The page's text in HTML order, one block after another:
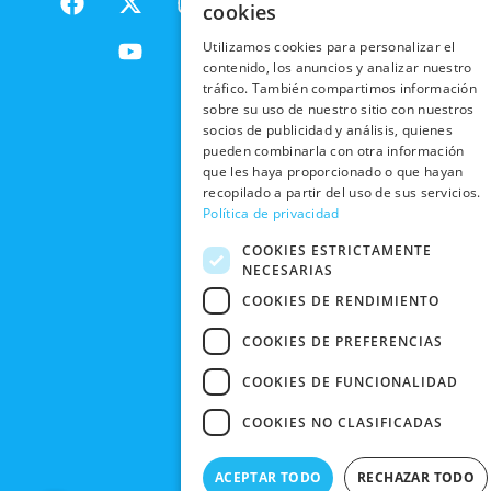
a
-
t
w
m
o
u
t
RESPONSABILIDAD
SOCIAL
TRABAJA
CON
NOSOTROS
NUESTRAS
TIENDAS
FRIDAY
CONTACTO
INTERNACIONALES
RECOGIDA
EN TIENDA
DEVOLUCIONES
Y CAMBIOS
CANCELAR
PRIVACIDAD
EN RRSS
POLÍTICA DE
PRIVACIDAD
CONDICIONES
DE COMPRA
cookies
Utilizamos cookies para personalizar el
contenido, los anuncios y analizar nuestro
tráfico. También compartimos información
sobre su uso de nuestro sitio con nuestros
socios de publicidad y análisis, quienes
pueden combinarla con otra información
que les haya proporcionado o que hayan
recopilado a partir del uso de sus servicios.
Política de privacidad
COOKIES ESTRICTAMENTE
NECESARIAS
COOKIES DE RENDIMIENTO
COOKIES DE PREFERENCIAS
COOKIES DE FUNCIONALIDAD
COOKIES NO CLASIFICADAS
ACEPTAR TODO RECHAZAR TODO